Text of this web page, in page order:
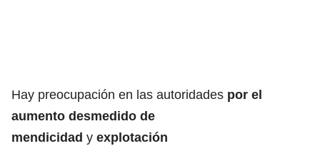
Hay preocupación en las autoridades por el
aumento desmedido de
mendicidad y explotación